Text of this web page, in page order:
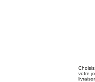
votre